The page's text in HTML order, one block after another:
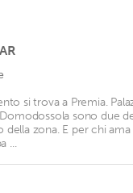
si trova a Premia.
sono due
zona. E per chi ama
...